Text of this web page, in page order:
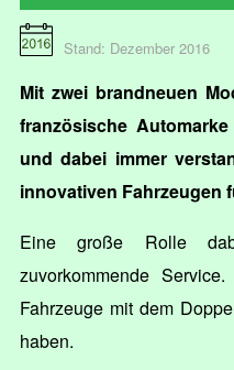
Stand: Dezember 2016
Mit zwei brandneuen
französische
und dabei immer
innovativen Fahrzeugen
Eine große Rolle
zuvorkommende
Fahrzeuge mit dem
haben.